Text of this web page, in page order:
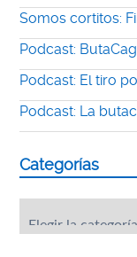
Somos cortitos:
Podcast:
Podcast: El tiro
Podcast: La
Categorías